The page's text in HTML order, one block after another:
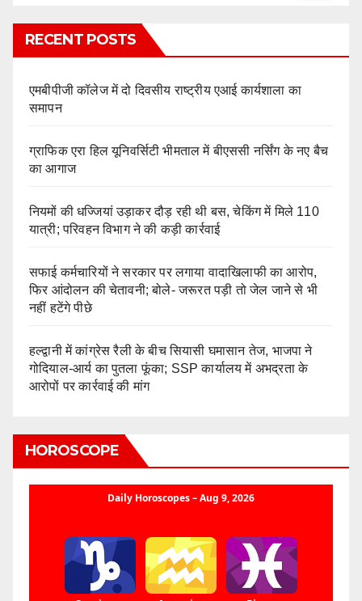
RECENT POSTS
एमबीपीजी कॉलेज में दो दिवसीय राष्ट्रीय एआई कार्यशाला का
समापन
ग्राफिक एरा हिल यूनिवर्सिटी भीमताल में बीएससी नर्सिंग के नए बैच
का आगाज
नियमों की धज्जियां उड़ाकर दौड़ रही थी बस, चेकिंग में मिले 110
यात्री; परिवहन विभाग ने की कड़ी कार्रवाई
सफाई कर्मचारियों ने सरकार पर लगाया वादाखिलाफी का आरोप,
फिर आंदोलन की चेतावनी; बोले- जरूरत पड़ी तो जेल जाने से भी
नहीं हटेंगे पीछे
हल्द्वानी में कांग्रेस रैली के बीच सियासी घमासान तेज, भाजपा ने
गोदियाल-आर्य का पुतला फूंका; SSP कार्यालय में अभद्रता के
आरोपों पर कार्रवाई की मांग
HOROSCOPE